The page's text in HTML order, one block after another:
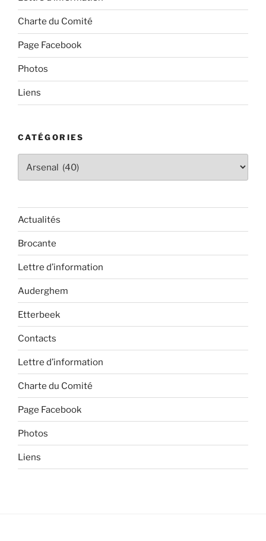
Charte du Comité
Page Facebook
Photos
Liens
CATÉGORIES
Actualités
Brocante
Lettre d’information
Auderghem
Etterbeek
Contacts
Lettre d’information
Charte du Comité
Page Facebook
Photos
Liens